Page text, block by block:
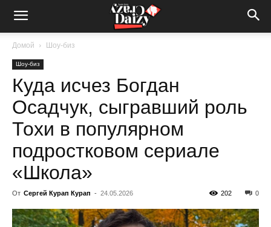
Crazy-
Daizy
сумашедшие
новости
Домой Шоу-биз
Шоу-биз
Куда исчез Богдан
Осадчук, сыгравший роль
Тохи в популярном
подростковом сериале
«Школа»
От Сергей Курап Курап - 24.05.2026 0
202